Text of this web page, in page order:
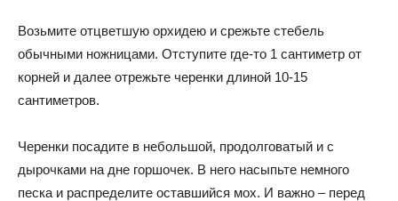
Возьмите отцветшую орхидею и срежьте стебель
обычными ножницами. Отступите где-то 1 сантиметр от
корней и далее отрежьте черенки длиной 10-15
сантиметров.
Черенки посадите в небольшой, продолговатый и с
дырочками на дне горшочек. В него насыпьте немного
песка и распределите оставшийся мох. И важно – перед